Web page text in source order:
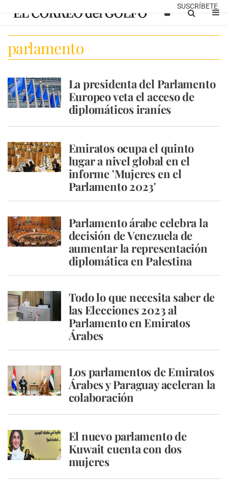
SUSCRÍBETE
parlamento
La presidenta del Parlamento
Europeo veta el acceso de
diplomáticos iraníes
Emiratos ocupa el quinto
lugar a nivel global en el
informe 'Mujeres en el
Parlamento 2023'
Parlamento árabe celebra la
decisión de Venezuela de
aumentar la representación
diplomática en Palestina
Todo lo que necesita saber de
las Elecciones 2023 al
Parlamento en Emiratos
Árabes
Los parlamentos de Emiratos
Árabes y Paraguay aceleran la
colaboración
El nuevo parlamento de
Kuwait cuenta con dos
mujeres